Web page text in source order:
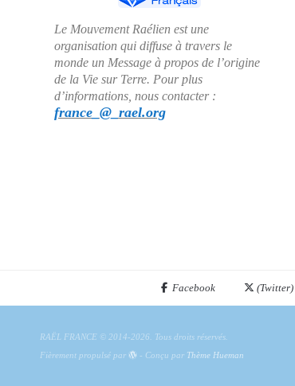
Le Mouvement Raélien est une
organisation qui diffuse à travers le
monde un Message à propos de l’origine
de la Vie sur Terre. Pour plus
d’informations, nous contacter :
france_@_rael.org
Facebook (Twitter)
RAËL FRANCE © 2014-2026. Tous droits réservés.
Fièrement propulsé par
- Conçu par Thème Hueman